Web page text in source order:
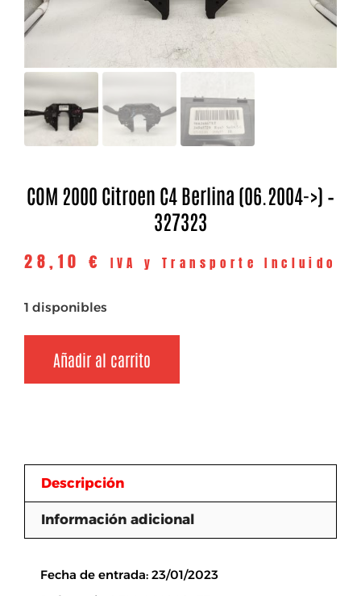
COM 2000 Citroen C4 Berlina (06.2004->) –
327323
28,10 € IVA y Transporte Incluido
1 disponibles
Añadir al carrito
Descripción
Información adicional
Fecha de entrada: 23/01/2023